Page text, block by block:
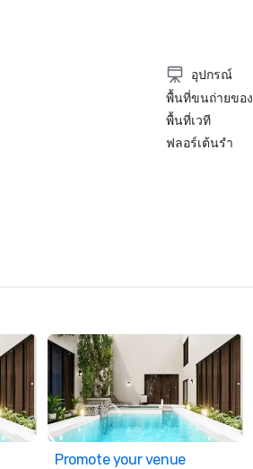
อุปกรณ์
พื้นที่ขนถ่ายของ
พื้นที่เวที
ฟลอร์เต้นรำ
Promote your venue